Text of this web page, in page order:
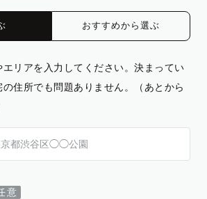
おすすめから選ぶ
エリアを入力してください。決まってい
住所でも問題ありません。（あとから